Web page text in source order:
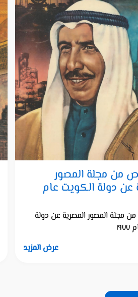
من مجلة المصور
عن دولة الكويت عام
مجلة المصور المصرية عن دولة
عرض المزيد